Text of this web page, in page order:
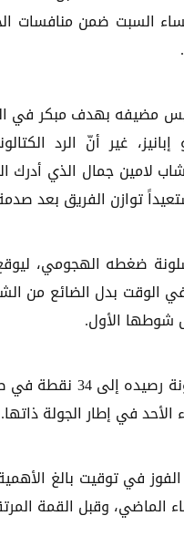
السبت ضمن منافسات
مضيفه بهدف مبكر في
إبانيز، غير أنّ الرد
لامين جمال الذي أدرك
توازن الفريق بعد
الوقت بدل الضائع من
شوطها الأول.
ورفع
الأحد في إطار الجولة ذاتها.
في توقيت بالغ
الماضي، وقبل القمة